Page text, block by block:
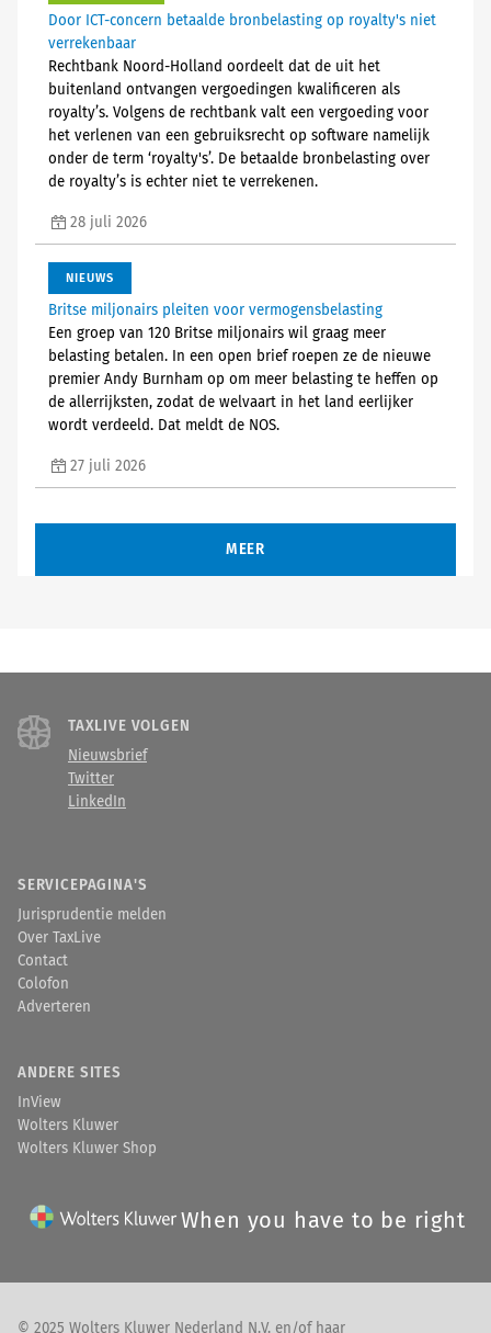
Door ICT-concern betaalde bronbelasting op royalty's niet
verrekenbaar
Rechtbank Noord-Holland oordeelt dat de uit het
buitenland ontvangen vergoedingen kwalificeren als
royalty’s. Volgens de rechtbank valt een vergoeding voor
het verlenen van een gebruiksrecht op software namelijk
onder de term ‘royalty's’. De betaalde bronbelasting over
de royalty’s is echter niet te verrekenen.
28 juli 2026
NIEUWS
Britse miljonairs pleiten voor vermogensbelasting
Een groep van 120 Britse miljonairs wil graag meer
belasting betalen. In een open brief roepen ze de nieuwe
premier Andy Burnham op om meer belasting te heffen op
de allerrijksten, zodat de welvaart in het land eerlijker
wordt verdeeld. Dat meldt de NOS.
27 juli 2026
MEER
TAXLIVE VOLGEN
Nieuwsbrief
Twitter
LinkedIn
SERVICEPAGINA'S
Jurisprudentie melden
Over TaxLive
Contact
Colofon
Adverteren
ANDERE SITES
InView
Wolters Kluwer
Wolters Kluwer Shop
When you have to be right
© 2025 Wolters Kluwer Nederland N.V. en/of haar